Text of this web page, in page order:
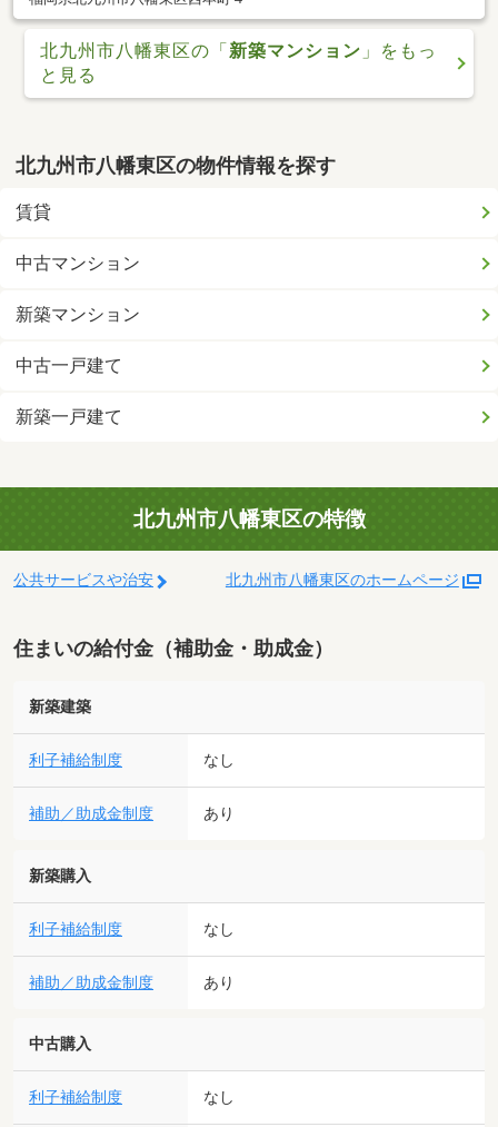
北九州市八幡東区の「新築マンション 」をもっ
と見る
北九州市八幡東区の物件情報を探す
賃貸
中古マンション
新築マンション
中古一戸建て
新築一戸建て
北九州市八幡東区の特徴
公共サービスや治安 北九州市八幡東区のホームページ
住まいの給付金（補助金・助成金）
新築建築
利子補給制度 なし
補助／助成金制度 あり
新築購入
利子補給制度 なし
補助／助成金制度 あり
中古購入
利子補給制度 なし